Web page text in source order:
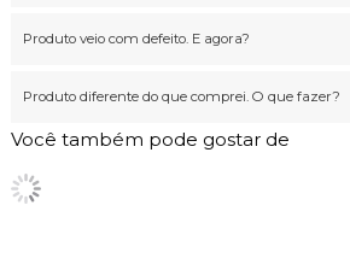
Produto veio com defeito. E agora?
Produto diferente do que comprei. O que fazer?
Você também pode gostar de